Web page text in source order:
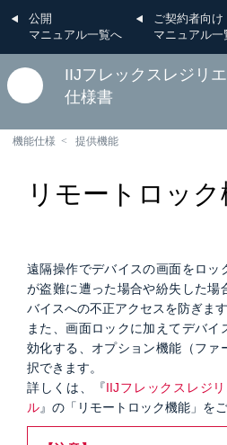
公開
マニュアル一覧へ
ご契約者向け
マニュアル一
IIJフレックスレジリ
仕様書
機能仕様 提供機能
リモートロッ
遠隔操作でデバイスの画面をロッ
が盗難に遭った場合や紛失した場
バイスへの不正アクセスを防ぎます
また、画面ロックに加えてデバ
効化する、オプション機能（ファ
択できます。
詳しくは、『IIJフレックスレジ
ル』の「リモートロック機能」を